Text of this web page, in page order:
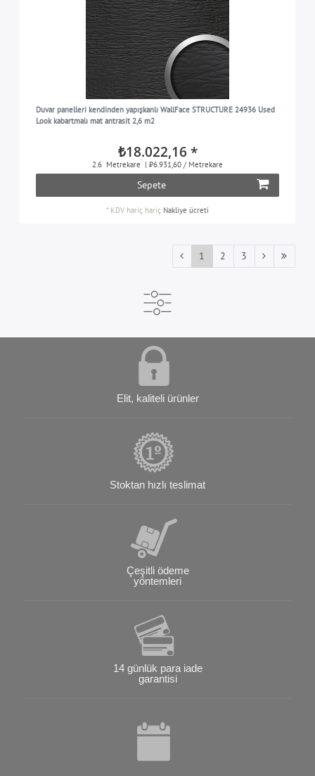
Duvar panelleri kendinden yapışkanlı WallFace STRUCTURE 24936 Used
Look kabartmalı mat antrasit 2,6 m2
₺18.022,16 *
2.6 Metrekare | ₺6.931,60 / Metrekare
Sepete
* KDV hariç hariç Nakliye ücreti
1 2 3
Elit, kaliteli ürünler
Stoktan hızlı teslimat
Çeşitli ödeme
yöntemleri
14 günlük para iade
garantisi